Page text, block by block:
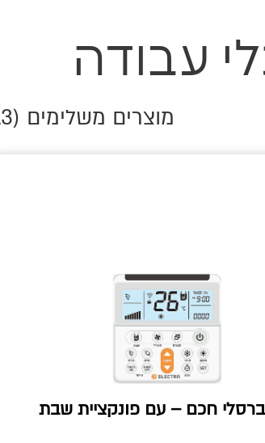
עבודה
מוצרים משלימים (
חכם – עם פונקציית שבת